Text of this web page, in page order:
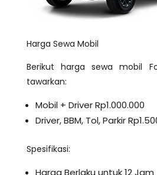
Harga Sewa Mobil
Berikut harga sewa mobil
tawarkan:
Mobil + Driver Rp1.000.000
Driver, BBM, Tol, Parkir
Spesifikasi:
Harga Berlaku untuk 12 Jam